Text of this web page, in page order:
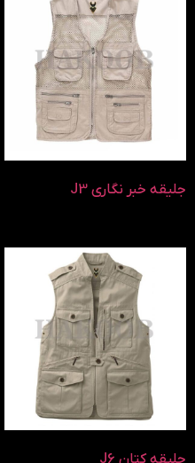
جلیقه خبر نگاری J3
جلیقه کتان J6